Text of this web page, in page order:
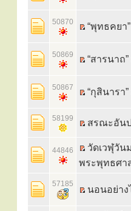
50870 “พุทธคยา
50869 “สารนาถ
50867 “กุสินาร
58199 สรณะอัน
44846
วัดเวฬุวัน
พระพุทธศา
57185
นอนอย่าง